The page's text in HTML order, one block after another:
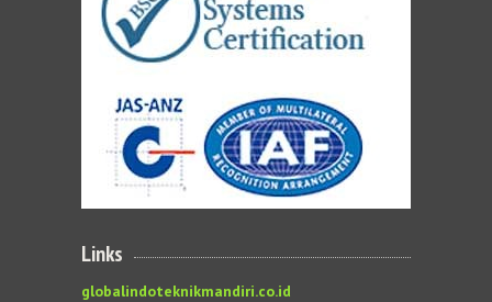
Links
globalindoteknikmandiri.co.id